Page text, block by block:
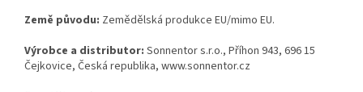
Země původu: Zemědělská produkce EU/mimo EU.
Výrobce a distributor: Sonnentor s.r.o., Příhon 943, 696 15
Čejkovice, Česká republika, www.sonnentor.cz